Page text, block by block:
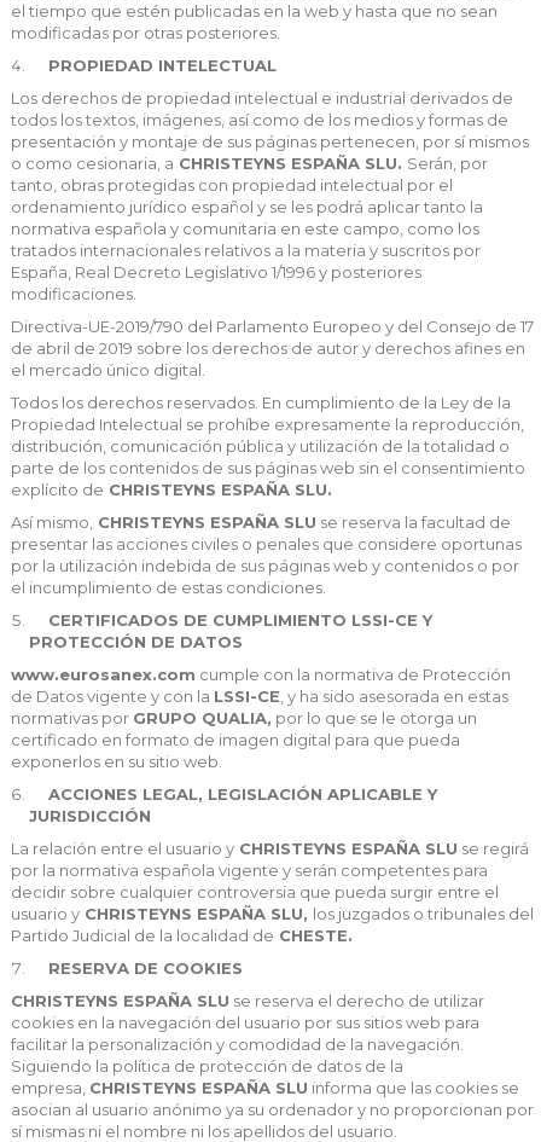
el tiempo que estén publicadas en la web y hasta que no sean
modificadas por otras posteriores.
PROPIEDAD INTELECTUAL
Los derechos de propiedad intelectual e industrial derivados de
todos los textos, imágenes, así como de los medios y formas de
presentación y montaje de sus páginas pertenecen, por sí mismos
o como cesionaria, a CHRISTEYNS ESPAÑA SLU. Serán, por
tanto, obras protegidas con propiedad intelectual por el
ordenamiento jurídico español y se les podrá aplicar tanto la
normativa española y comunitaria en este campo, como los
tratados internacionales relativos a la materia y suscritos por
España, Real Decreto Legislativo 1/1996 y posteriores
modificaciones.
Directiva-UE-2019/790 del Parlamento Europeo y del Consejo de 17
de abril de 2019 sobre los derechos de autor y derechos afines en
el mercado único digital.
Todos los derechos reservados. En cumplimiento de la Ley de la
Propiedad Intelectual se prohíbe expresamente la reproducción,
distribución, comunicación pública y utilización de la totalidad o
parte de los contenidos de sus páginas web sin el consentimiento
explícito de CHRISTEYNS ESPAÑA SLU.
Así mismo, CHRISTEYNS ESPAÑA SLU se reserva la facultad de
presentar las acciones civiles o penales que considere oportunas
por la utilización indebida de sus páginas web y contenidos o por
el incumplimiento de estas condiciones.
CERTIFICADOS DE CUMPLIMIENTO LSSI-CE Y
PROTECCIÓN DE DATOS
www.eurosanex.com cumple con la normativa de Protección
de Datos vigente y con la LSSI-CE , y ha sido asesorada en estas
normativas por GRUPO QUALIA, por lo que se le otorga un
certificado en formato de imagen digital para que pueda
exponerlos en su sitio web.
ACCIONES LEGAL, LEGISLACIÓN APLICABLE Y
JURISDICCIÓN
La relación entre el usuario y CHRISTEYNS ESPAÑA SLU se regirá
por la normativa española vigente y serán competentes para
decidir sobre cualquier controversia que pueda surgir entre el
usuario y CHRISTEYNS ESPAÑA SLU, los juzgados o tribunales del
Partido Judicial de la localidad de CHESTE.
RESERVA DE COOKIES
CHRISTEYNS ESPAÑA SLU se reserva el derecho de utilizar
cookies en la navegación del usuario por sus sitios web para
facilitar la personalización y comodidad de la navegación.
Siguiendo la política de protección de datos de la
empresa, CHRISTEYNS ESPAÑA SLU informa que las cookies se
asocian al usuario anónimo ya su ordenador y no proporcionan por
sí mismas ni el nombre ni los apellidos del usuario.